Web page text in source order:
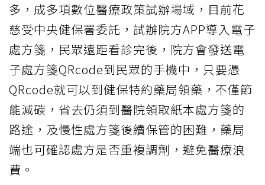
多，成多項數位醫療政策試辦場域，目前花
慈受中央健保署委託，試辦院方APP導入電子
處方箋，民眾遠距看診完後，院方會發送電
子處方箋QRcode到民眾的手機中，只要憑
QRcode就可以到健保特約藥局領藥，不僅節
能減碳，省去仍須到醫院領取紙本處方箋的
路途，及慢性處方箋後續保管的困難，藥局
端也可確認處方是否重複調劑，避免醫療浪
費。